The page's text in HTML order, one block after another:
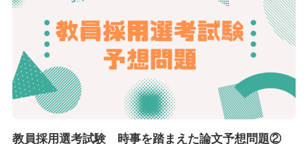
教員採用選考試験 時事を踏まえた論文予想問題②